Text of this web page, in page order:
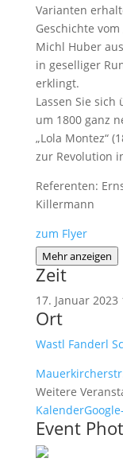
Varianten
Geschichte
Michl Huber
in geselliger
erklingt.
Lassen Sie
um 1800 ganz
„Lola Montez“
zur Revolution
Referenten:
Killermann
zum Flyer
Mehr anzeigen
Zeit
17. Januar 2023
Ort
Wastl Fanderl
Weitere
Kalender
Event